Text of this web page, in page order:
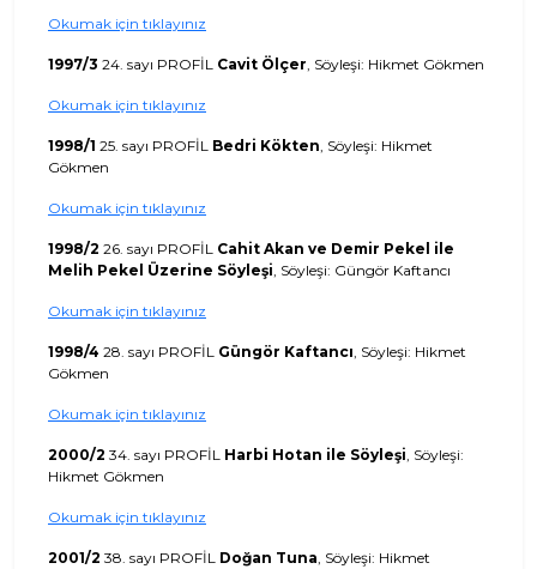
Okumak için tıklayınız
1997/3 24. sayı PROFİL Cavit Ölçer, Söyleşi: Hikmet Gökmen
Okumak için tıklayınız
1998/1 25. sayı PROFİL Bedri Kökten, Söyleşi: Hikmet
Gökmen
Okumak için tıklayınız
1998/2 26. sayı PROFİL Cahit Akan ve Demir Pekel ile
Melih Pekel Üzerine Söyleşi, Söyleşi: Güngör Kaftancı
Okumak için tıklayınız
1998/4 28. sayı PROFİL Güngör Kaftancı, Söyleşi: Hikmet
Gökmen
Okumak için tıklayınız
2000/2 34. sayı PROFİL Harbi Hotan ile Söyleşi, Söyleşi:
Hikmet Gökmen
Okumak için tıklayınız
2001/2 38. sayı PROFİL Doğan Tuna, Söyleşi: Hikmet